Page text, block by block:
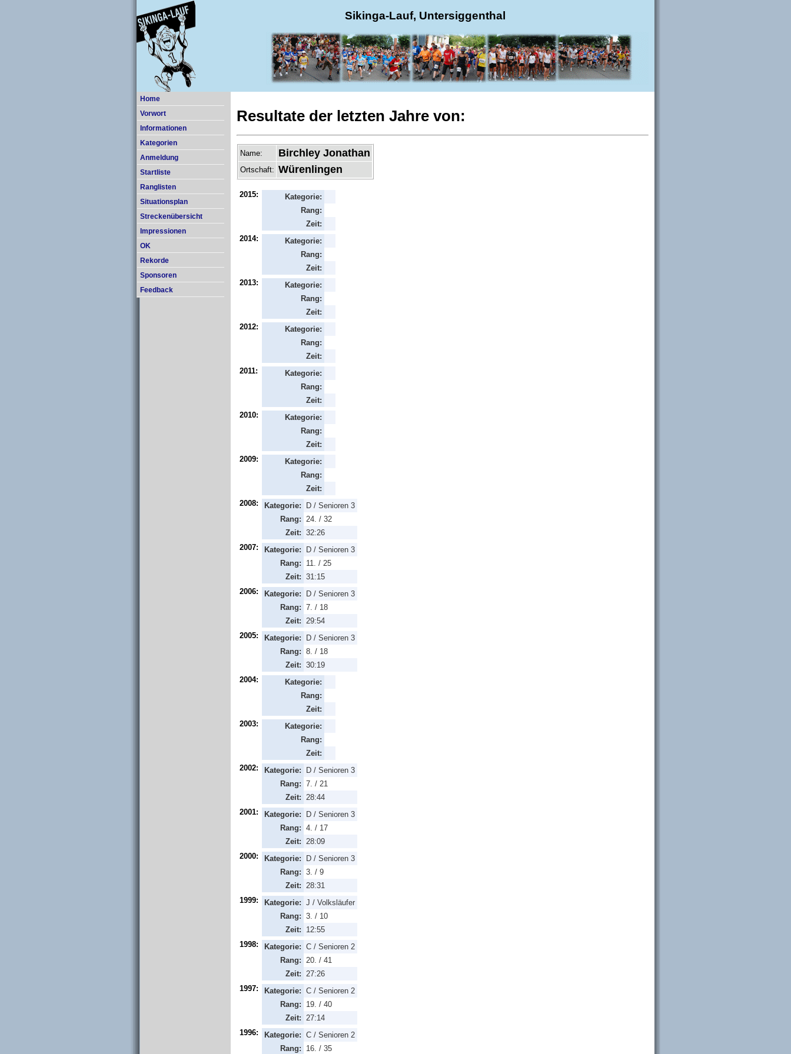
Sikinga-Lauf, Untersiggenthal
Home
Vorwort
Informationen
Kategorien
Anmeldung
Startliste
Ranglisten
Situationsplan
Streckenübersicht
Impressionen
OK
Rekorde
Sponsoren
Feedback
Resultate der letzten Jahre von:
Name: Birchley Jonathan
Ortschaft: Würenlingen
2015:
Kategorie:
Rang:
Zeit:
2014:
Kategorie:
Rang:
Zeit:
2013:
Kategorie:
Rang:
Zeit:
2012:
Kategorie:
Rang:
Zeit:
2011:
Kategorie:
Rang:
Zeit:
2010:
Kategorie:
Rang:
Zeit:
2009:
Kategorie:
Rang:
Zeit:
2008:
Kategorie:
D / Senioren 3
Rang:
24. / 32
Zeit: 32:26
2007:
Kategorie:
D / Senioren 3
Rang:
11. / 25
Zeit: 31:15
2006:
Kategorie:
D / Senioren 3
Rang: 7. / 18
Zeit:
29:54
2005:
Kategorie:
D / Senioren 3
Rang: 8. / 18
Zeit: 30:19
2004:
Kategorie:
Rang:
Zeit:
2003:
Kategorie:
Rang:
Zeit:
2002:
Kategorie:
D / Senioren 3
Rang: 7. / 21
Zeit:
28:44
2001:
Kategorie:
D / Senioren 3
Rang: 4. / 17
Zeit:
28:09
2000:
Kategorie:
D / Senioren 3
Rang: 3. / 9
Zeit:
28:31
1999:
Kategorie: J / Volksläufer
Rang: 3. / 10
Zeit:
12:55
1998:
Kategorie: C / Senioren 2
Rang:
20. / 41
Zeit:
27:26
1997:
Kategorie: C / Senioren 2
Rang:
19. / 40
Zeit:
27:14
1996:
Kategorie: C / Senioren 2
Rang:
16. / 35